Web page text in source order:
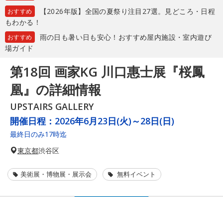
おすすめ
【2026年版】全国の夏祭り注目27選。見どころ・日程
もわかる！
おすすめ
雨の日も暑い日も安心！おすすめ屋内施設・室内遊び
場ガイド
第18回 画家KG 川口惠士展『桜鳳
凰』の詳細情報
UPSTAIRS GALLERY
開催日程： 2026年6月23日(火)～28日(日)
最終日のみ17時迄
東京都渋谷区
美術展・博物展・展示会 無料イベント